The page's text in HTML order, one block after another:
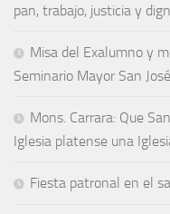
pan, trabajo, justicia y
Misa del Exalumno y
Seminario Mayor San José
Mons. Carrara: Que
Iglesia platense una
Fiesta patronal en el